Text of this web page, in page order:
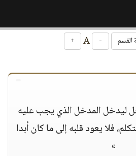
القسم -
+
ليدخل المدخل الذي يجب عليه
فلا يعود قلبه إلى ما كان أبدا
»